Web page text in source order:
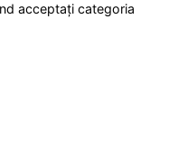
acceptați categoria